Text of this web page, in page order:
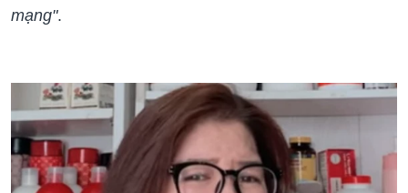
mạng".